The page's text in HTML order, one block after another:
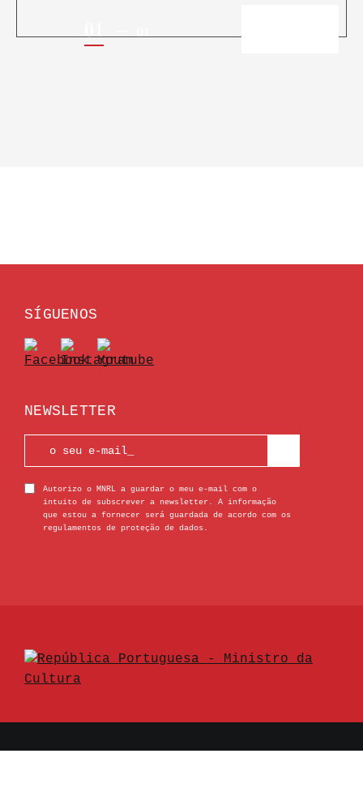
01 01
SÍGUENOS
NEWSLETTER
Autorizo o MNRL a guardar o meu e-mail com o
intuito de subscrever a newsletter. A informação
que estou a fornecer será guardada de acordo com os
regulamentos de proteção de dados.